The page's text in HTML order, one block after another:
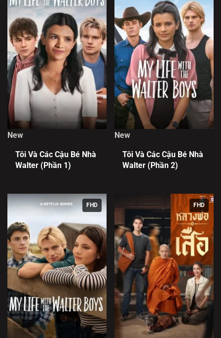
New
Tôi Và Các Cậu Bé Nhà
Walter (Phần 1)
New
Tôi Và Các Cậu Bé Nhà
Walter (Phần 2)
FHD FHD